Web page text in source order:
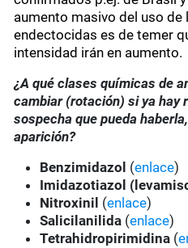
aumento masivo del uso
endectocidas es de temer
intensidad irán en aumento.
¿A qué clases químicas de
cambiar (rotación) si ya hay
sospecha que pueda
aparición?
Benzimidazol (enlace)
Imidazotiazol
Nitroxinil (enlace)
Salicilanilida (enlace)
Tetrahidropirimidina (